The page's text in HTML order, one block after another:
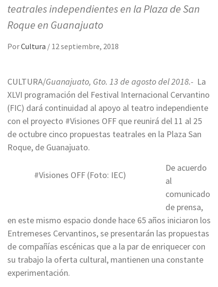
teatrales independientes en la Plaza de San
Roque en Guanajuato
PorCultura / 12 septiembre, 2018
CULTURA/Guanajuato, Gto. 13 de agosto del 2018.- La
XLVI programación del Festival Internacional Cervantino
(FIC) dará continuidad al apoyo al teatro independiente
con el proyecto #Visiones OFF que reunirá del 11 al 25
de octubre cinco propuestas teatrales en la Plaza San
Roque, de Guanajuato.
#Visiones OFF (Foto: IEC)
De acuerdo
al
comunicado
de prensa,
en este mismo espacio donde hace 65 años iniciaron los
Entremeses Cervantinos, se presentarán las propuestas
de compañías escénicas que a la par de enriquecer con
su trabajo la oferta cultural, mantienen una constante
experimentación.